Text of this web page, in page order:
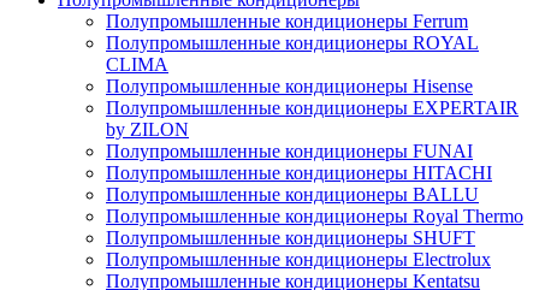
Полупромышленные кондиционеры Ferrum
Полупромышленные кондиционеры ROYAL
CLIMA
Полупромышленные кондиционеры Hisense
Полупромышленные кондиционеры EXPERTAIR
by ZILON
Полупромышленные кондиционеры FUNAI
Полупромышленные кондиционеры HITACHI
Полупромышленные кондиционеры BALLU
Полупромышленные кондиционеры Royal Thermo
Полупромышленные кондиционеры SHUFT
Полупромышленные кондиционеры Electrolux
Полупромышленные кондиционеры Kentatsu